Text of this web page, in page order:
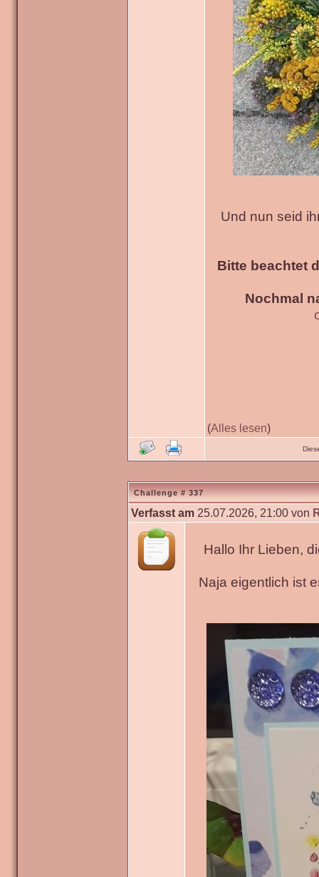
Und nun seid
Bitte beachtet
Nochmal
(Alles lesen)
Challenge # 337
Verfasst am 25.07.2026, 21:00 von
Hallo Ihr Lieben,
Naja eigentlich ist